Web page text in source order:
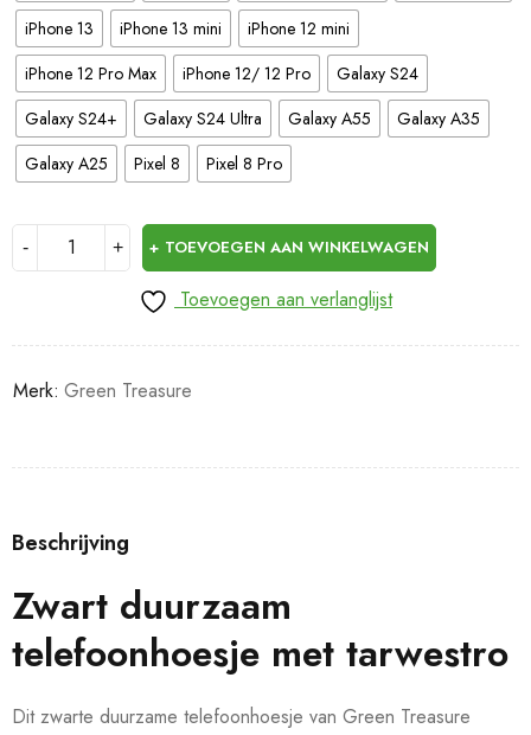
iPhone 13
iPhone 13 mini
iPhone 12 mini
iPhone 12 Pro Max
iPhone 12/ 12 Pro
Galaxy S24
Galaxy S24+
Galaxy S24 Ultra Galaxy A55
Galaxy A35
Galaxy A25
Pixel 8 Pixel 8 Pro
TOEVOEGEN AAN WINKELWAGEN
Toevoegen aan verlanglijst
Merk: Green Treasure
Beschrijving
Zwart duurzaam
telefoonhoesje met tarwestro
Dit zwarte duurzame telefoonhoesje van Green Treasure